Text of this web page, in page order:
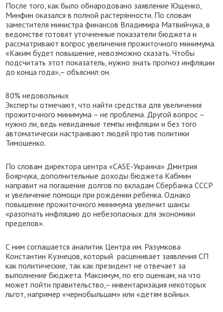
После того, как было обнародовано заявление Ющенко,
Минфин оказался в полной растерянности. По словам
заместителя министра финансов Владимира Матвийчука, в
ведомстве готовят уточненные показатели бюджета и
рассматривают вопрос увеличения прожиточного минимума.
«Каким будет повышение, невозможно сказать. Чтобы
подсчитать этот показатель, нужно знать прогноз инфляции
до конца года»,– объяснил он.
80% недовольных
Эксперты отмечают, что найти средства для увеличения
прожиточного минимума – не проблема. Другой вопрос –
нужно ли, ведь невиданные темпы инфляции и без того
автоматически настраивают людей против политики
Тимошенко.
По словам директора центра «CASE-Украина» Дмитрия
Боярчука, дополнительные доходы бюджета Кабмин
направит на погашение долгов по вкладам Сбербанка СССР
и увеличение помощи при рождении ребенка. Однако
повышение прожиточного минимума увеличит шансы
«разогнать инфляцию до небезопасных для экономики
пределов».
С ним соглашается аналитик Центра им. Разумкова
Константин Кузнецов, который расценивает заявления СП
как политические, так как президент не отвечает за
выполнение бюджета. Максимум, по его оценкам, на что
может пойти правительство,– инвентаризация некоторых
льгот, например «чернобыльцам» или «детям войны».